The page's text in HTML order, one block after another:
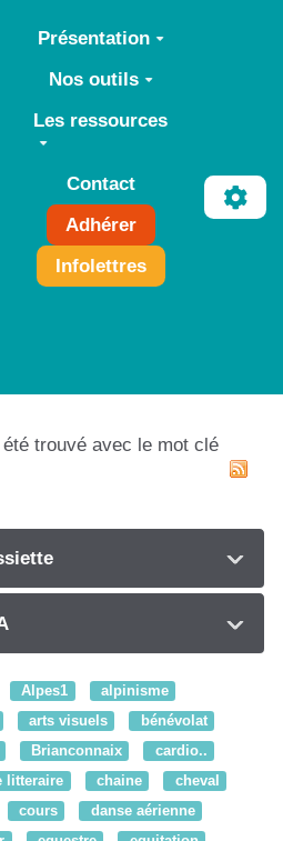
Présentation
Nos outils
Les ressources
Contact
Adhérer
Infolettres
trouvé avec le mot clé
Alpes1
alpinisme
arts visuels
bénévolat
Brianconnaix
cardio..
litteraire chaine
cheval
cours
danse aérienne